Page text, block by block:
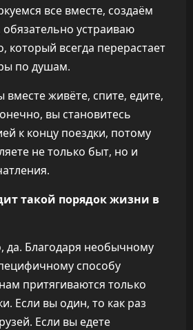
все вместе, создаём
устраиваю
который всегда перерастает
по душам.
вместе живёте, спите, едите,
вы становитесь
к концу поездки, потому
не только быт, но и
такой порядок жизни в
да. Благодаря необычному
способу
притягиваются только
Если вы один, то как раз
Если вы едете